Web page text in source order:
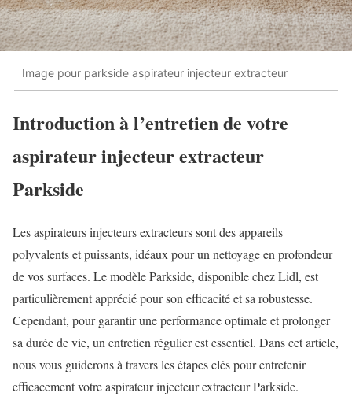
Image pour parkside aspirateur injecteur extracteur
Introduction à l’entretien de votre
aspirateur injecteur extracteur
Parkside
Les aspirateurs injecteurs extracteurs sont des appareils
polyvalents et puissants, idéaux pour un nettoyage en profondeur
de vos surfaces. Le modèle Parkside, disponible chez Lidl, est
particulièrement apprécié pour son efficacité et sa robustesse.
Cependant, pour garantir une performance optimale et prolonger
sa durée de vie, un entretien régulier est essentiel. Dans cet article,
nous vous guiderons à travers les étapes clés pour entretenir
efficacement votre aspirateur injecteur extracteur Parkside.